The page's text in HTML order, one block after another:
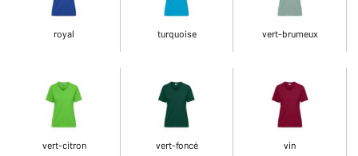
royal turquoise vert-brumeux
vert-citron vert-foncé vin